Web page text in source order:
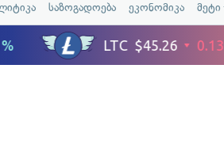
საზოგადოება ეკონომიკა მეტი